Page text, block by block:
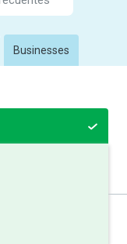
Businesses